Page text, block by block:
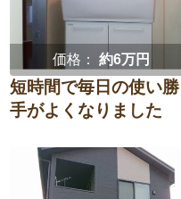
価格： 約6万円
短時間で毎日の使い勝
手がよくなりました